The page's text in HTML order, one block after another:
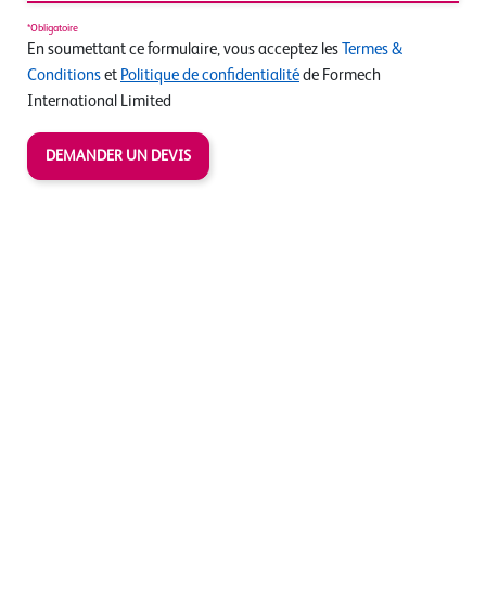
*Obligatoire
En soumettant ce formulaire, vous acceptez les Termes &
Conditions et Politique de confidentialité de Formech
International Limited
DEMANDER UN DEVIS